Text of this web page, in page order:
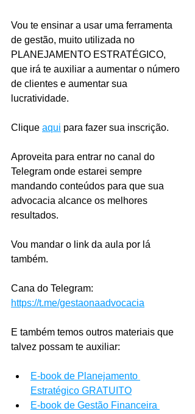
Vou te ensinar a usar uma ferramenta
de gestão, muito utilizada no
PLANEJAMENTO ESTRATÉGICO,
que irá te auxiliar a aumentar o número
de clientes e aumentar sua
lucratividade.
Clique aqui para fazer sua inscrição.
Aproveita para entrar no canal do
Telegram onde estarei sempre
mandando conteúdos para que sua
advocacia alcance os melhores
resultados.
Vou mandar o link da aula por lá
também.
Cana do Telegram:
https://t.me/gestaonaadvocacia
E também temos outros materiais que
talvez possam te auxiliar:
E-book de Planejamento
Estratégico GRATUITO
E-book de Gestão Financeira